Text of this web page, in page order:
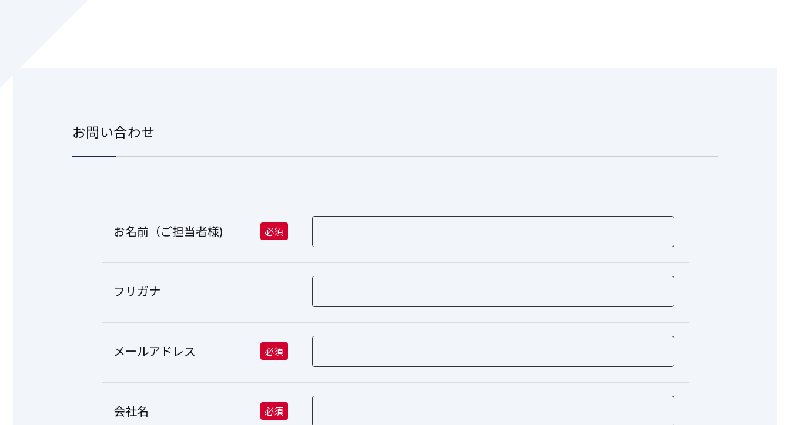
お問い合わせ
お名前（ご担当者様) 必須
フリガナ
メールアドレス 必須
会社名 必須